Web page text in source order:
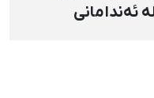
ئەندامانی